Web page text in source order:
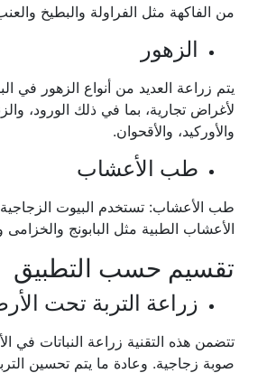
من الفاكهة مثل الفراولة والبطيخ
الزهور
يتم زراعة العديد من أنواع الزهور في
لأغراض تجارية، بما في ذلك الورود،
والأوركيد، والأقحوان.
طب الأعشاب
طب الأعشاب: تستخدم البيوت
الأعشاب الطبية مثل البابونج والخزامى
تقسيم حسب التطبيق
زراعة التربة تحت
تتضمن هذه التقنية زراعة النباتات في
صوبة زجاجية. وعادة ما يتم تحسين